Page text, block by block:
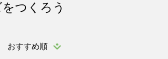
つくろう
おすすめ順